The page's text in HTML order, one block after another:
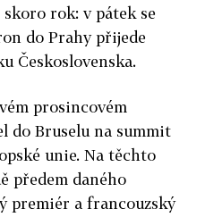
rok: v pátek se
do Prahy přijede
Československa.
prosincovém
do Bruselu na summit
unie. Na těchto
předem daného
premiér a francouzský